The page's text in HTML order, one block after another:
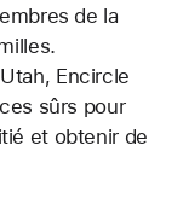
de la
Encircle
sûrs pour
et obtenir de